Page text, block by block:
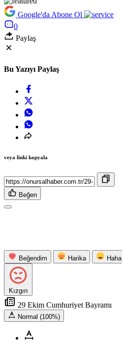
Google'da Abone Ol
0
Paylaş
Bu Yazıyı Paylaş
veya linki kopyala
Beğen
Beğendim Harika Haha
Kızgın
29 Ekim Cumhuriyet Bayramı
Normal (100%)